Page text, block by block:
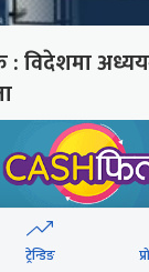
: विदेशमा
?
संसद्लाई टेर्दैनन्
छन् सभामुख
ट्रेन्डिङ